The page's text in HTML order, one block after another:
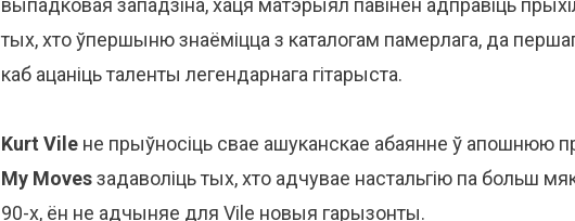
выпадковая западзіна, хаця матэрыял павінен адправіць
тых, хто ўпершыню знаёміцца ​​з каталогам памерлага, да
каб ацаніць таленты легендарнага гітарыста.
Kurt Vile не прыўносіць свае ашуканскае абаянне ў апошнюю
My Movesзадаволіць тых, хто адчувае настальгію па больш
90-х, ён не адчыняе для Vile новыя гарызонты.